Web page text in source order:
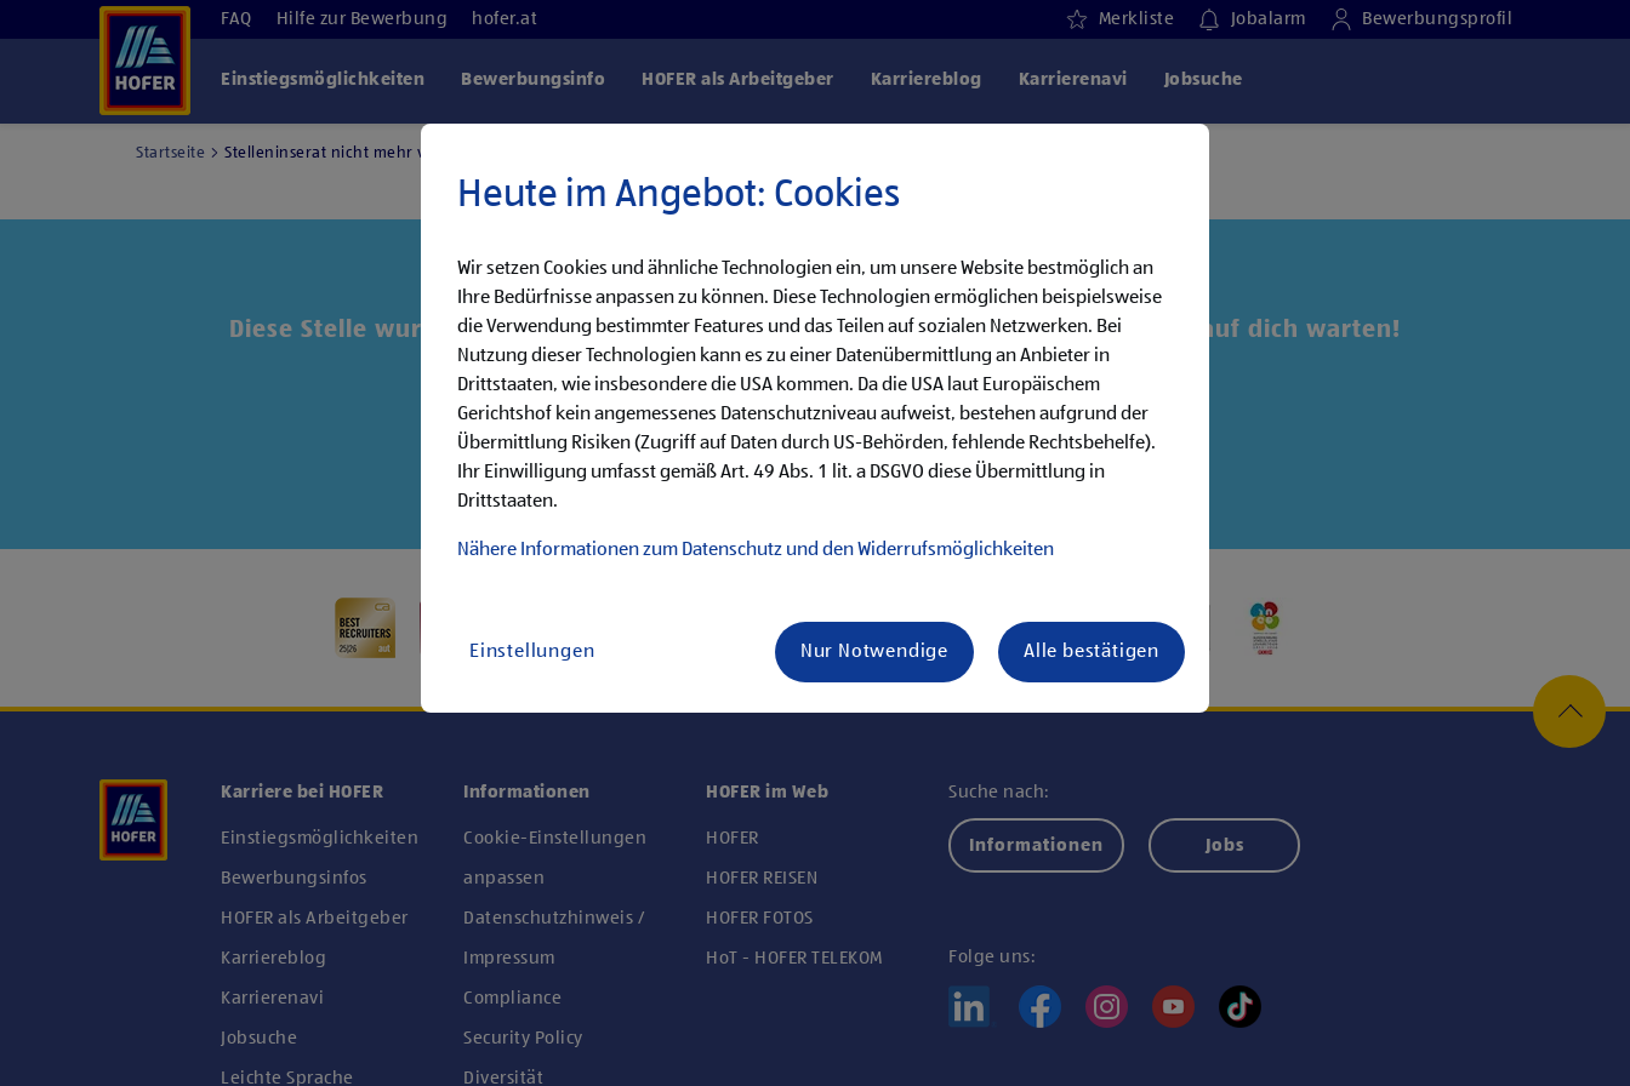
FAQ Hilfe zur Bewerbung hofer.at Merkliste Jobalarm Bewerbungsprofil
Einstiegsmöglichkeiten Bewerbungsinfo HOFER als Arbeitgeber Karriereblog Karrierenavi Jobsuche
Startseite Stelleninserat nicht mehr verfügbar
Diese Stelle wurde leider bereits besetzt, aber wir haben noch weitere Jobs, die auf dich warten!
Danke für dein Interesse!
Entdecke unsere offenen Jobs oder abonniere deinen persönlichen Jobalarm:
Jobsuche Jobalarm
Karriere bei HOFER
Einstiegsmöglichkeiten
Bewerbungsinfos
HOFER als Arbeitgeber
Karriereblog
Karrierenavi
Jobsuche
Leichte Sprache
Informationen
Cookie-Einstellungen
anpassen
Datenschutzhinweis /
Impressum
Compliance
Security Policy
Diversität
HOFER im Web
HOFER
HOFER REISEN
HOFER FOTOS
HoT - HOFER TELEKOM
Suche nach:
Informationen Jobs
Folge uns:
Heute im Angebot: Cookies
Wir setzen Cookies und ähnliche Technologien ein, um unsere Website bestmöglich an
Ihre Bedürfnisse anpassen zu können. Diese Technologien ermöglichen beispielsweise
die Verwendung bestimmter Features und das Teilen auf sozialen Netzwerken. Bei
Nutzung dieser Technologien kann es zu einer Datenübermittlung an Anbieter in
Drittstaaten, wie insbesondere die USA kommen. Da die USA laut Europäischem
Gerichtshof kein angemessenes Datenschutzniveau aufweist, bestehen aufgrund der
Übermittlung Risiken (Zugriff auf Daten durch US-Behörden, fehlende Rechtsbehelfe).
Ihr Einwilligung umfasst gemäß Art. 49 Abs. 1 lit. a DSGVO diese Übermittlung in
Drittstaaten.
Nähere Informationen zum Datenschutz und den Widerrufsmöglichkeiten
Einstellungen Nur Notwendige Alle bestätigen